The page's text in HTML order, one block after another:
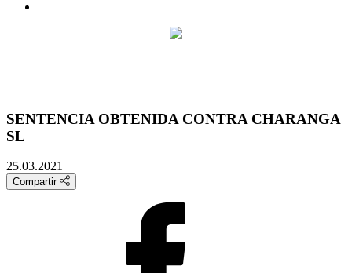
SENTENCIA OBTENIDA CONTRA CHARANGA
SL
25.03.2021
Compartir